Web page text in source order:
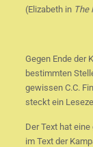
(Elizabeth in The
Gegen Ende der
bestimmten
gewissen C.C.
steckt ein
Der Text hat
im Text der